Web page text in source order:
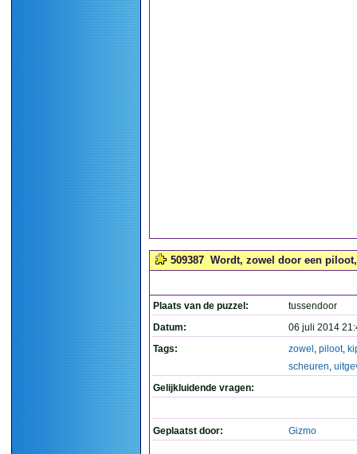
509387 Wordt, zowel door een
Plaats van de puzzel:
tussendoor
Datum:
06 juli 2014
Tags:
zowel , piloot,
scheuren,
Gelijkluidende vragen:
Geplaatst door: Gizmo